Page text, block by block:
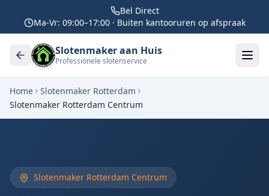
Bel Direct
Ma-Vr: 09:00–17:00 · Buiten kantooruren op afspraak
Slotenmaker aan Huis
Professionele slotenservice
Home
Slotenmaker Rotterdam
Slotenmaker Rotterdam Centrum
Slotenmaker Rotterdam Centrum